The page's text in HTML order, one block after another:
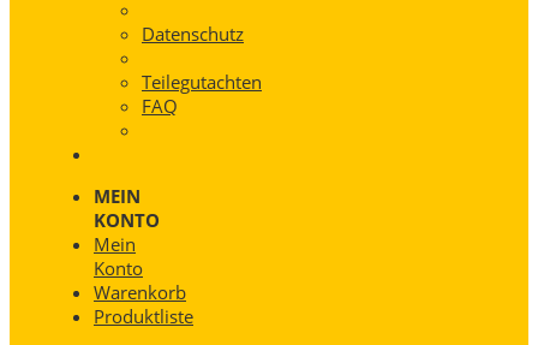
Datenschutz
Teilegutachten
FAQ
MEIN
KONTO
Mein
Konto
Warenkorb
Produktliste